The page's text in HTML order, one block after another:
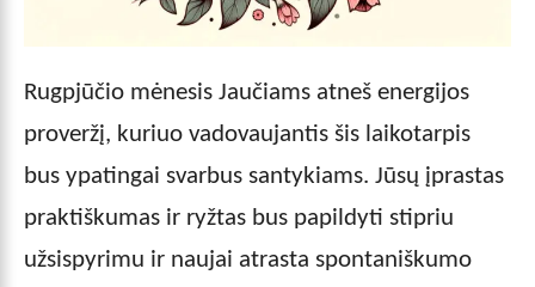
Rugpjūčio mėnesis Jaučiams atneš energijos
proveržį, kuriuo vadovaujantis šis laikotarpis
bus ypatingai svarbus santykiams. Jūsų įprastas
praktiškumas ir ryžtas bus papildyti stipriu
užsispyrimu ir naujai atrasta spontaniškumo